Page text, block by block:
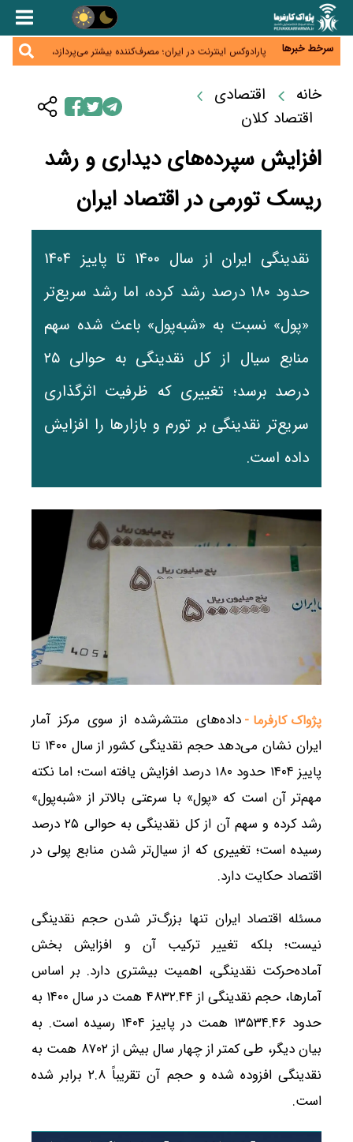
سرخط خبرها
زائران اربعین نگران ارز باقی‌مانده نباشند؛ خرید دینار در
جنگ کریدورها وارد فاز جدید شد؛ سرمایه‌گذاری ۳۴۵
میلیارد دلاری اوراسیا تا ۲۰۳۵
پارادوکس اینترنت در ایران؛ مصرف‌کننده بیشتر می‌پردازد،
شبکه کمتر توسعه می‌یابد
جدید سیاست‌های مالیاتی در حمایت از تولید
معمای تأمین ۸۰ همت معوقات بازنشستگان؛ بانک رفاه
وارد میدان شد
خانه
اقتصادی
اقتصاد کلان
افزایش سپرده‌های دیداری و رشد
ریسک تورمی در اقتصاد ایران
نقدینگی ایران از سال ۱۴۰۰ تا پاییز ۱۴۰۴
حدود ۱۸۰ درصد رشد کرده، اما رشد سریع‌تر
«پول» نسبت به «شبه‌پول» باعث شده سهم
منابع سیال از کل نقدینگی به حوالی ۲۵
درصد برسد؛ تغییری که ظرفیت اثرگذاری
سریع‌تر نقدینگی بر تورم و بازارها را افزایش
داده است.
پژواک کارفرما - داده‌های منتشرشده از سوی مرکز آمار
ایران نشان می‌دهد حجم نقدینگی کشور از سال ۱۴۰۰ تا
پاییز ۱۴۰۴ حدود ۱۸۰ درصد افزایش یافته است؛ اما نکته
مهم‌تر آن است که «پول» با سرعتی بالاتر از «شبه‌پول»
رشد کرده و سهم آن از کل نقدینگی به حوالی ۲۵ درصد
رسیده است؛ تغییری که از سیال‌تر شدن منابع پولی در
اقتصاد حکایت دارد.
مسئله اقتصاد ایران تنها بزرگ‌تر شدن حجم نقدینگی
نیست؛ بلکه تغییر ترکیب آن و افزایش بخش
آماده‌حرکت نقدینگی، اهمیت بیشتری دارد. بر اساس
آمارها، حجم نقدینگی از ۴۸۳۲.۴۴ همت در سال ۱۴۰۰ به
حدود ۱۳۵۳۴.۴۶ همت در پاییز ۱۴۰۴ رسیده است. به
بیان دیگر، طی کمتر از چهار سال بیش از ۸۷۰۲ همت به
نقدینگی افزوده شده و حجم آن تقریباً ۲.۸ برابر شده
است.